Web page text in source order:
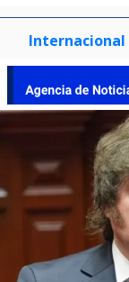
Internacional